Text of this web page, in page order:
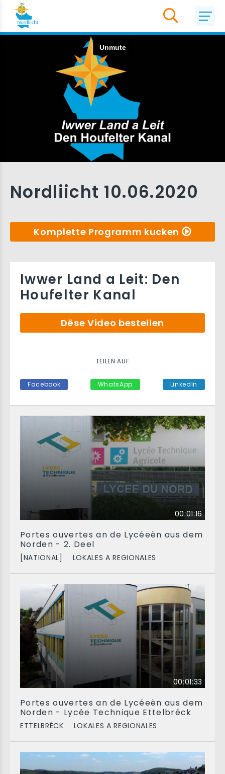
Nordliicht 10.06.2020
Komplette Programm kucken
00:01:16
Portes ouvertes an de Lycéeën aus dem
Norden - 2. Deel
[NATIONAL] LOKALES A REGIONALES
00:01:33
Portes ouvertes an de Lycéeën aus dem
Norden - Lycée Technique Ettelbréck
ETTELBRÉCK LOKALES A REGIONALES
Iwwer Land a Leit: Den
Houfelter Kanal
Dëse Video bestellen
TEILEN AUF
Facebook WhatsApp LinkedIn